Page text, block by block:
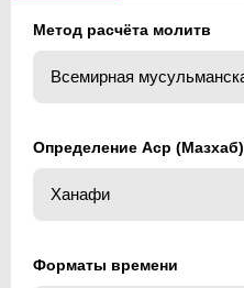
Метод расчёта молитв
Определение Аср (Мазхаб)
Форматы времени